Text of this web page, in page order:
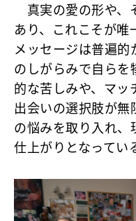
真実の愛の形や、
あり、これこそが唯
メッセージは普遍
のしがらみで自ら
的な苦しみや、マッ
出会いの選択肢が
の悩みを取り入れ
仕上がりとなってい